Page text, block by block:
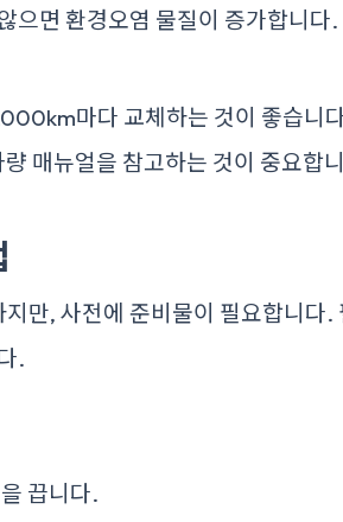
으면 환경오염 물질이 증가합니다.
마다 교체하는 것이 좋습니
매뉴얼을 참고하는 것이 중요합
만, 사전에 준비물이 필요합니다.
.
끕니다.